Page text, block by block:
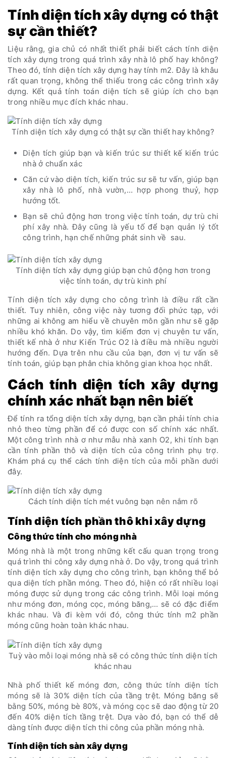
Tính diện tích xây dựng có thật
sự cần thiết?
Liệu rằng, gia chủ có nhất thiết phải biết cách tính diện
tích xây dựng trong quá trình xây nhà lô phố hay không?
Theo đó, tính diện tích xây dựng hay tính m2. Đây là khâu
rất quan trọng, không thể thiếu trong các công trình xây
dựng. Kết quả tính toán diện tích sẽ giúp ích cho bạn
trong nhiều mục đích khác nhau.
Tính diện tích xây dựng có thật sự cần thiết hay không?
Diện tích giúp bạn và kiến trúc sư thiết kế kiến trúc
nhà ở chuẩn xác
Căn cứ vào diện tích, kiến trúc sư sẽ tư vấn, giúp bạn
xây nhà lô phố, nhà vườn,… hợp phong thuỷ, hợp
hướng tốt.
Bạn sẽ chủ động hơn trong việc tính toán, dự trù chi
phí xây nhà. Đây cũng là yếu tố để bạn quản lý tốt
công trình, hạn chế những phát sinh về sau.
Tính diện tích xây dựng giúp bạn chủ động hơn trong
việc tính toán, dự trù kinh phí
Tính diện tích xây dựng cho công trình là điều rất cần
thiết. Tuy nhiên, công việc này tương đối phức tạp, với
những ai không am hiểu về chuyên môn gần như sẽ gặp
nhiều khó khăn. Do vậy, tìm kiếm đơn vị chuyên tư vấn,
thiết kế nhà ở như Kiến Trúc O2 là điều mà nhiều người
hướng đến. Dựa trên nhu cầu của bạn, đơn vị tư vấn sẽ
tính toán, giúp bạn phân chia không gian khoa học nhất.
Cách tính diện tích xây dựng
chính xác nhất bạn nên biết
Để tính ra tổng diện tích xây dựng, bạn cần phải tính chia
nhỏ theo từng phần để có được con số chính xác nhất.
Một công trình nhà ơ như mẫu nhà xanh O2, khi tính bạn
cần tính phần thô và diện tích của công trình phụ trợ.
Khám phá cụ thể cách tính diện tích của mỗi phần dưới
đây.
Cách tính diện tích mét vuông bạn nên nắm rõ
Tính diện tích phần thô khi xây dựng
Công thức tính cho móng nhà
Móng nhà là một trong những kết cấu quan trọng trong
quá trình thi công xây dựng nhà ở. Do vậy, trong quá trình
tính diện tích xây dựng cho công trình, bạn không thể bỏ
qua diện tích phần móng. Theo đó, hiện có rất nhiều loại
móng được sử dụng trong các công trình. Mỗi loại móng
như móng đơn, móng cọc, móng băng,… sẽ có đặc điểm
khác nhau. Và đi kèm với đó, công thức tính m2 phần
móng cũng hoàn toàn khác nhau.
Tuỳ vào mỗi loại móng nhà sẽ có công thức tính diện tích
khác nhau
Nhà phố thiết kế móng đơn, công thức tính diện tích
móng sẽ là 30% diện tích của tầng trệt. Móng băng sẽ
bằng 50%, móng bè 80%, và móng cọc sẽ dao động từ 20
đến 40% diện tích tầng trệt. Dựa vào đó, bạn có thể dễ
dàng tính được diện tích thi công của phần móng nhà.
Tính diện tích sàn xây dựng